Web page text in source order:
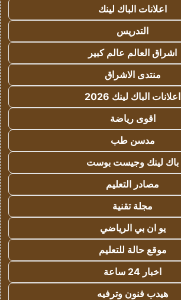
اعلانات الباك لينك
التدريس
اشراق العالم عالم كبير
منتدى الاشراق
اعلانات الباك لينك 2026
اقوى رياضة
مدسن طب
باك لينك وجيست بوست
مصادر التعليم
مجلة تقنية
يو ان بي الرياضي
موقع حالة للتعليم
اخبار 24 ساعة
هيدب فنون وترفيه